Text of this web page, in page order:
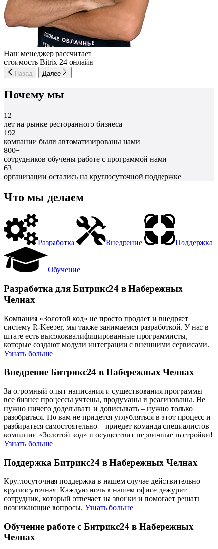
Наш менеджер рассчитает
стоимость Bitrix 24 онлайн
Назад Далее
Почему мы
12
лет на рынке ресторанного бизнеса
192
компании были автоматизированы нами
800+
сотрудников обучены работе с программой нами
63
организации остались на круглосуточной поддержке
Что мы делаем
Разработка Внедрение Поддержка
Обучение
Разработка для Битрикс24 в Набережных
Челнах
Компания «Золотой код» не просто продает и внедряет
систему R-Keeper, мы также занимаемся разработкой. У нас в
штате есть высококвалифицированные программисты,
которые создают модули интеграции с внешними сервисами.
Узнать больше
Внедрение Битрикс24 в Набережных Челнах
За огромный опыт написания и существования программы
все бизнес процессы учтены, продуманы и реализованы. Не
нужно ничего доделывать и дописывать – нужно только
разобраться. Но вам не придется углубляться в этот процесс и
разбираться самостоятельно – приедет команда специалистов
компании «Золотой код» и осуществит первичные настройки!
Узнать больше
Поддержка Битрикс24 в Набережных Челнах
Круглосуточная поддержка в нашем случае действительно
круглосуточная. Каждую ночь в нашем офисе дежурит
сотрудник, который отвечает на звонки и помогает решать
возникающие вопросы. Узнать больше
Обучение работе с Битрикс24 в Набережных
Челнах